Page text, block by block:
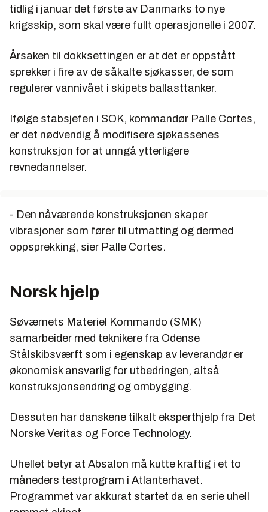
tidlig i januar det første av Danmarks to nye
krigsskip, som skal være fullt operasjonelle i 2007.
Årsaken til dokksettingen er at det er oppstått
sprekker i fire av de såkalte sjøkasser, de som
regulerer vannivået i skipets ballasttanker.
Ifølge stabsjefen i SOK, kommandør Palle Cortes,
er det nødvendig å modifisere sjøkassenes
konstruksjon for at unngå ytterligere
revnedannelser.
- Den nåværende konstruksjonen skaper
vibrasjoner som fører til utmatting og dermed
oppsprekking, sier Palle Cortes.
Norsk hjelp
Søværnets Materiel Kommando (SMK)
samarbeider med teknikere fra Odense
Stålskibsværft som i egenskap av leverandør er
økonomisk ansvarlig for utbedringen, altså
konstruksjonsendring og ombygging.
Dessuten har danskene tilkalt eksperthjelp fra Det
Norske Veritas og Force Technology.
Uhellet betyr at Absalon må kutte kraftig i et to
måneders testprogram i Atlanterhavet.
Programmet var akkurat startet da en serie uhell